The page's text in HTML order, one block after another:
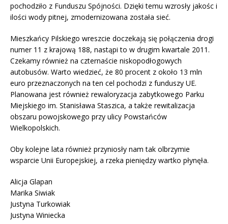
pochodziło z Funduszu Spójności. Dzięki temu wzrosły jakośc i
ilości wody pitnej, zmodernizowana została sieć.
Mieszkańcy Pilskiego wreszcie doczekają się połączenia drogi
numer 11 z krajową 188, nastąpi to w drugim kwartale 2011.
Czekamy również na czternaście niskopodłogowych
autobusów. Warto wiedzieć, że 80 procent z około 13 mln
euro przeznaczonych na ten cel pochodzi z funduszy UE.
Planowana jest również rewaloryzacja zabytkowego Parku
Miejskiego im. Stanisława Staszica, a także rewitalizacja
obszaru powojskowego przy ulicy Powstańców
Wielkopolskich.
Oby kolejne lata również przyniosły nam tak olbrzymie
wsparcie Unii Europejskiej, a rzeka pieniędzy wartko płynęła.
Alicja Glapan
Marika Siwiak
Justyna Turkowiak
Justyna Winiecka